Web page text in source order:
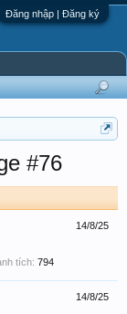
Đăng nhập | Đăng ký
#76
14/8/25
tích: 794
14/8/25